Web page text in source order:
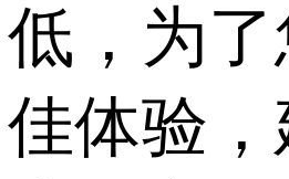
低，为
佳体验